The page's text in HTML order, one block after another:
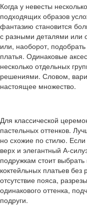
Когда у невесты
подходящих образов
фантазию становится
с разными деталями или
или, наоборот, подобрать
платья. Одинаковые
несколько отдельных
решениями. Словом,
настоящее множество.
Для классической
пастельных оттенков.
но схожие по стилю.
верх и элегантный А-
подружкам стоит
коктейльных платьев
отсутствие пояса,
одинакового оттенка,
подруги.